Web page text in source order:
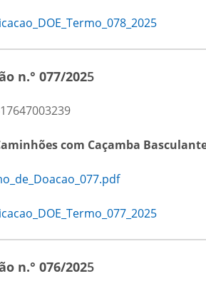
n.° 077/2025
com Caçamba Basculante
n.° 076/2025